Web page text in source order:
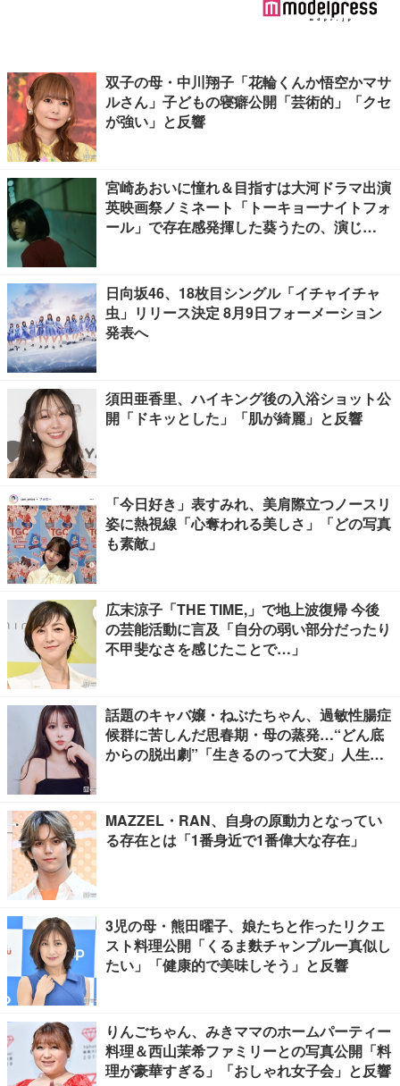
双子の母・中川翔子「花輪くんか悟空かマサ
ルさん」子どもの寝癖公開「芸術的」「クセ
が強い」と反響
宮崎あおいに憧れ＆目指すは大河ドラマ出演
英映画祭ノミネート「トーキョーナイトフォ
ール」で存在感発揮した葵うたの、演じ
日向坂46、18枚目シングル「イチャイチャ
虫」リリース決定 8月9日フォーメーション
発表へ
須田亜香里、ハイキング後の入浴ショット公
開「ドキッとした」「肌が綺麗」と反響
「今日好き」表すみれ、美肩際立つノースリ
姿に熱視線「心奪われる美しさ」「どの写真
も素敵」
広末涼子「THE TIME,」で地上波復帰 今後
の芸能活動に言及「自分の弱い部分だったり
不甲斐なさを感じたことで…」
話題のキャバ嬢・ねぶたちゃん、過敏性腸症
候群に苦しんだ思春期・母の蒸発…“どん底
からの脱出劇”「生きるのって大変」人生変
MAZZEL・RAN、自身の原動力となってい
る存在とは「1番身近で1番偉大な存在」
3児の母・熊田曜子、娘たちと作ったリクエ
スト料理公開「くるま麩チャンプルー真似し
たい」「健康的で美味しそう」と反響
りんごちゃん、みきママのホームパーティー
料理＆西山茉希ファミリーとの写真公開「料
理が豪華すぎる」「おしゃれ女子会」と反響